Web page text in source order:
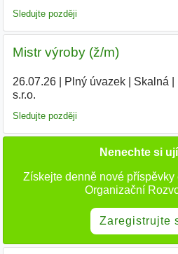
Sledujte později
Mistr výroby (ž/m)
26.07.26| Plný úvazek| Skalná
s.r.o.
Sledujte později
Nenechte si
Získejte denně nové
Organizační
Zaregistrujte